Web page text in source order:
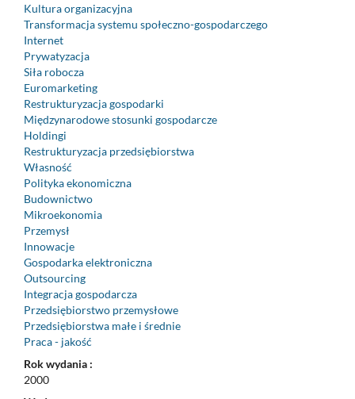
Kultura organizacyjna
Transformacja systemu społeczno-gospodarczego
Internet
Prywatyzacja
Siła robocza
Euromarketing
Restrukturyzacja gospodarki
Międzynarodowe stosunki gospodarcze
Holdingi
Restrukturyzacja przedsiębiorstwa
Własność
Polityka ekonomiczna
Budownictwo
Mikroekonomia
Przemysł
Innowacje
Gospodarka elektroniczna
Outsourcing
Integracja gospodarcza
Przedsiębiorstwo przemysłowe
Przedsiębiorstwa małe i średnie
Praca - jakość
Rok wydania :
2000